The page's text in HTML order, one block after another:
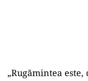
„Rugămintea